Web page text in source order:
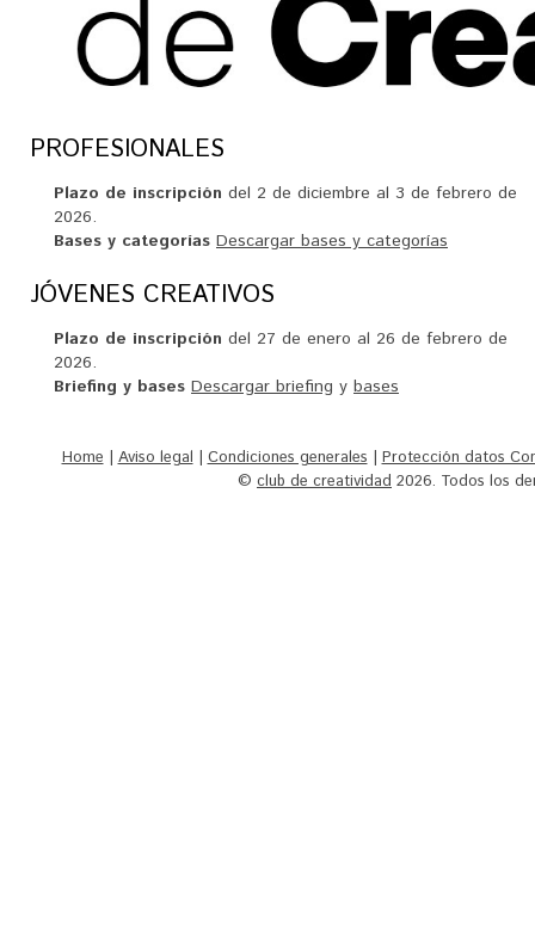
PROFESIONALES
Plazo de inscripción del 2 de diciembre al 3 de febrero de
2026.
Bases y categorías Descargar bases y categorías
JÓVENES CREATIVOS
Plazo de inscripción del 27 de enero al 26 de febrero de
2026.
Briefing y bases Descargar briefing y bases
Home | Aviso legal | Condiciones generales | Protección datos
© club de creatividad 2026. Todos los